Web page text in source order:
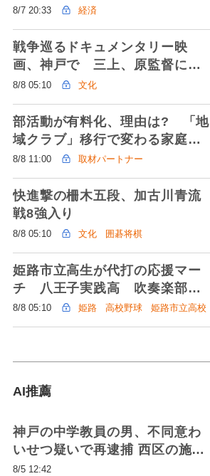
か
8/7 20:33 経済
戦争巡るドキュメンタリー映
画、神戸で 三上、原監督に聞
く
8/8 05:10 文化
部活動が有料化、理由は? 「地
域クラブ」移行で変わる家庭負
担と機会の格差
8/8 11:00 取材パートナー
快進撃の柵木五段、加古川青流
戦8強入り
8/8 05:10 文化 囲碁将棋
姫路市立高生が代打の応援マー
チ 八王子実践高 吹奏楽部が
コンクールで帯同できず
8/8 05:10 姫路 高校野球
姫路市立高校
26年夏
AI推薦
神戸の中学教員の男、不同意わ
いせつ疑いで再逮捕 西区の施設
で少女に、「間違いない」と認
8/5 12:42